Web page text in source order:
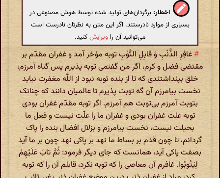
اخطار: برگردان‌های تولید شده توسط هوش مصنوعی در
بسیاری از موارد نادرستند. اگر این متن به نظرتان نادرست است
می‌توانید آن را ویرایشکنید.
#غافِرِ الذَّنْبِ وَ قابِلِ التَّوْبِ توبه مؤخر آمد و غفران مقدّم بر
مقتضی فضل و کرم، اگر من گفتمی توبه پذیرم پس گناه آمرزم،
خلق بپنداشتندی که تا از بنده توبه نبود از اللَّه مغفرت نیاید
نخست بیامرزم آن گه توبت پذیرم تا عالمیان دانند که چنانک
بتوبت آمرزم بی‌توبت هم آمرزم. اگر توبه مقدّم غفران بودی
توبه علت غفران بودی و غفران ما را علّت نیست و فعل ما
بحیلت نیست، نخست بیامرزم و بزلال افضال بنده را پاک
گردانم، تا چون قدم بر بساط ما نهد بر پاکی نهد چون بر ما آید
بصفت پاکی آید، همانست که جای دیگر فرمود: ثُمَّ تابَ عَلَیْهِمْ
لِیَتُوبُوا. غافرم آن معاصی را که توبه نکرد، قابلم آن را که توبه